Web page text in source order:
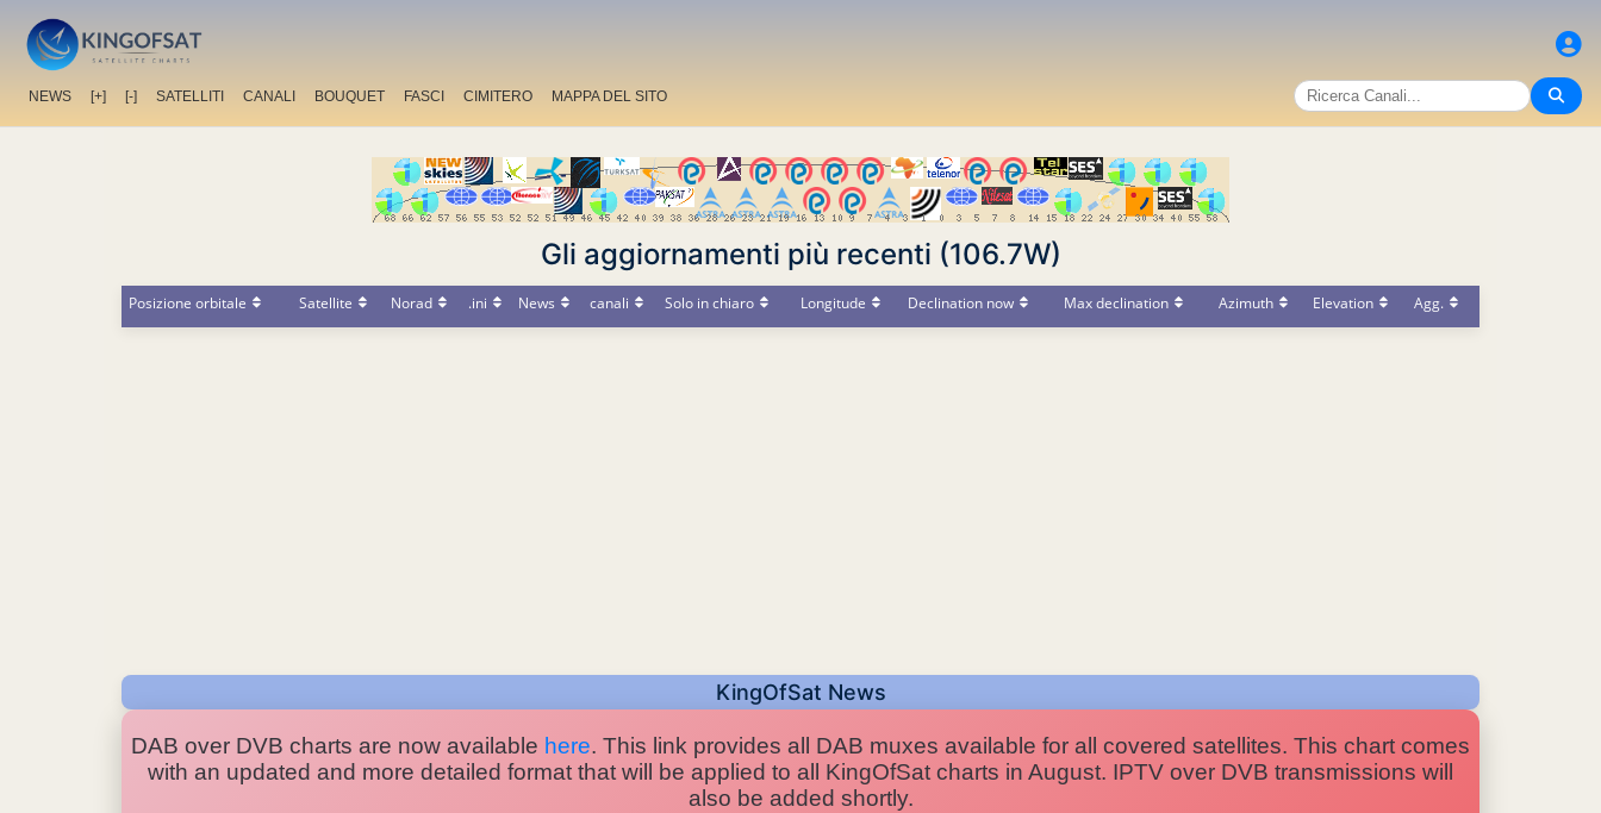
NEWS [+] [-] SATELLITI CANALI BOUQUET FASCI CIMITERO MAPPA DEL SITO
Gli aggiornamenti più recenti (106.7W)
Posizione orbitale Satellite Norad .ini News canali Solo in chiaro Longitude Declination now Max declination Azimuth Elevation Agg.
KingOfSat News
DAB over DVB charts are now available here. This link provides all DAB muxes available for all covered satellites. This chart comes
with an updated and more detailed format that will be applied to all KingOfSat charts in August. IPTV over DVB transmissions will
also be added shortly.